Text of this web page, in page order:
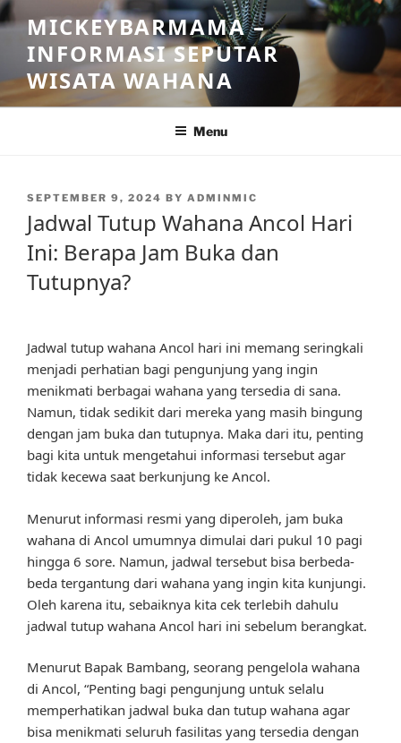
Skip
to
content
MICKEYBARMAMA –
INFORMASI SEPUTAR
WISATA WAHANA
Menu
POSTED
SEPTEMBER 9, 2024 BY ADMINMIC
Jadwal Tutup Wahana Ancol Hari
Ini: Berapa Jam Buka dan
Tutupnya?
Jadwal tutup wahana Ancol hari ini memang seringkali
menjadi perhatian bagi pengunjung yang ingin
menikmati berbagai wahana yang tersedia di sana.
Namun, tidak sedikit dari mereka yang masih bingung
dengan jam buka dan tutupnya. Maka dari itu, penting
bagi kita untuk mengetahui informasi tersebut agar
tidak kecewa saat berkunjung ke Ancol.
Menurut informasi resmi yang diperoleh, jam buka
wahana di Ancol umumnya dimulai dari pukul 10 pagi
hingga 6 sore. Namun, jadwal tersebut bisa berbeda-
beda tergantung dari wahana yang ingin kita kunjungi.
Oleh karena itu, sebaiknya kita cek terlebih dahulu
jadwal tutup wahana Ancol hari ini sebelum berangkat.
Menurut Bapak Bambang, seorang pengelola wahana
di Ancol, “Penting bagi pengunjung untuk selalu
memperhatikan jadwal buka dan tutup wahana agar
bisa menikmati seluruh fasilitas yang tersedia dengan